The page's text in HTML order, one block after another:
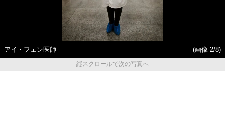
アイ・フェン医師
(画像 2/8)
縦スクロールで次の写真へ